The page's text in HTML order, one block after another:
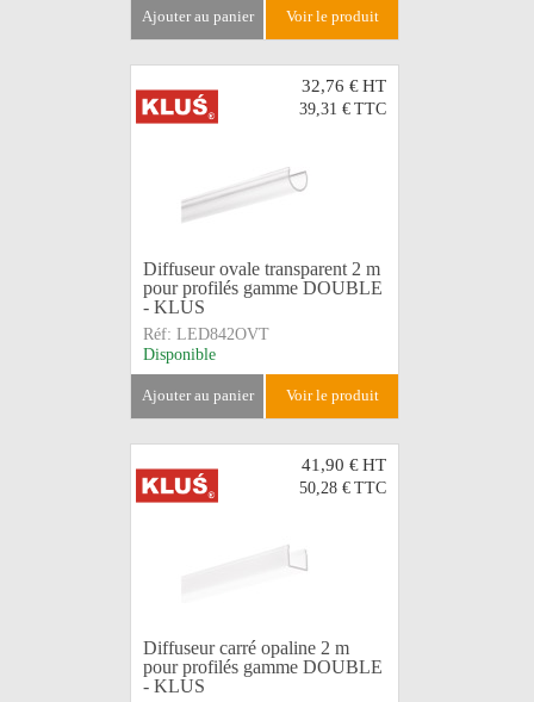
ajouter au panier voir le produit
32,76 €HT
39,31 € TTC
Diffuseur ovale transparent 2 m
pour profilés gamme DOUBLE
- KLUS
Réf: LED842OVT
Disponible
ajouter au panier voir le produit
41,90 €HT
50,28 € TTC
Diffuseur carré opaline 2 m
pour profilés gamme DOUBLE
- KLUS